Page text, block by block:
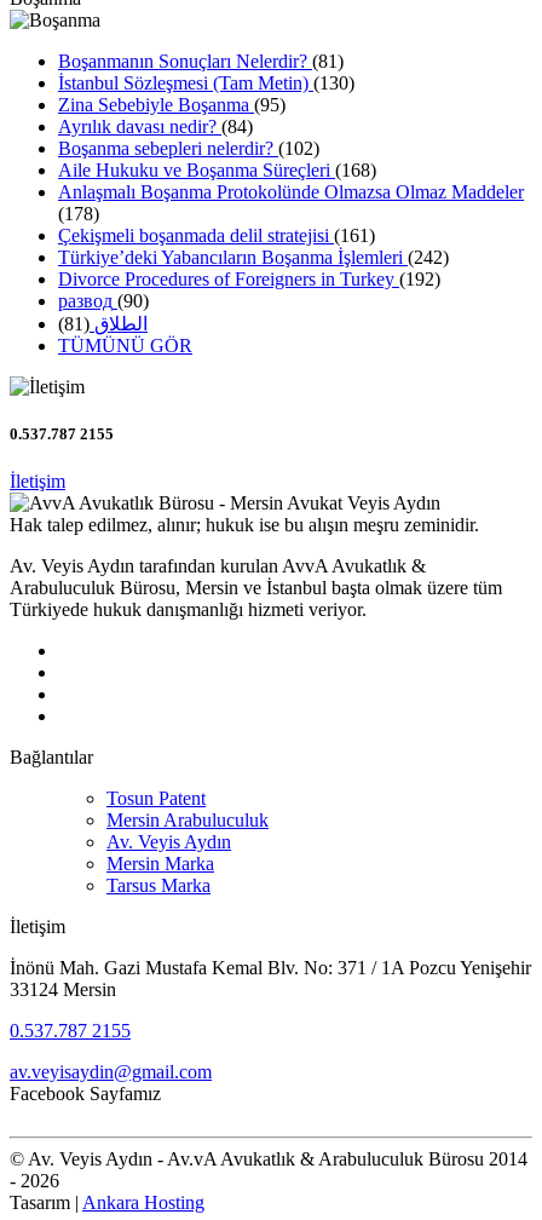
Boşanmanın Sonuçları Nelerdir? (81)
İstanbul Sözleşmesi (Tam Metin) (130)
Zina Sebebiyle Boşanma (95)
Ayrılık davası nedir? (84)
Boşanma sebepleri nelerdir? (102)
Aile Hukuku ve Boşanma Süreçleri (168)
Anlaşmalı Boşanma Protokolünde Olmazsa Olmaz Maddeler
(178)
Çekişmeli boşanmada delil stratejisi (161)
Türkiye’deki Yabancıların Boşanma İşlemleri (242)
Divorce Procedures of Foreigners in Turkey (192)
развод (90)
الطلاق (81)
TÜMÜNÜ GÖR
0.537.787 2155
İletişim
Hak talep edilmez, alınır; hukuk ise bu alışın meşru zeminidir.
Av. Veyis Aydın tarafından kurulan AvvA Avukatlık &
Arabuluculuk Bürosu, Mersin ve İstanbul başta olmak üzere tüm
Türkiyede hukuk danışmanlığı hizmeti veriyor.
Bağlantılar
Tosun Patent
Mersin Arabuluculuk
Av. Veyis Aydın
Mersin Marka
Tarsus Marka
İletişim
İnönü Mah. Gazi Mustafa Kemal Blv. No: 371 / 1A Pozcu Yenişehir
33124 Mersin
0.537.787 2155
av.veyisaydin@gmail.com
Facebook Sayfamız
© Av. Veyis Aydın - Av.vA Avukatlık & Arabuluculuk Bürosu 2014
- 2026
Tasarım | Ankara Hosting